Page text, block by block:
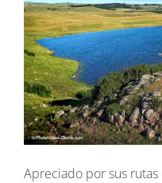
Apreciado por sus